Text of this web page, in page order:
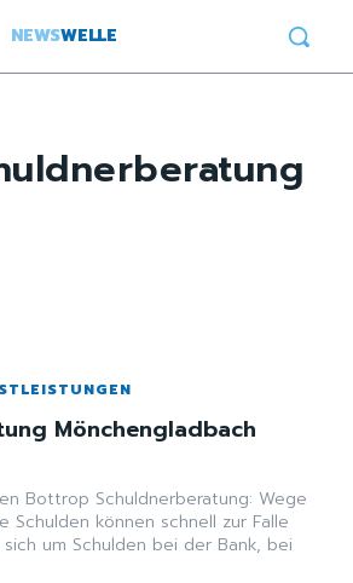
NEWSWELLE
Mönchengladbach
Wege
um Schulden bei der Bank, bei